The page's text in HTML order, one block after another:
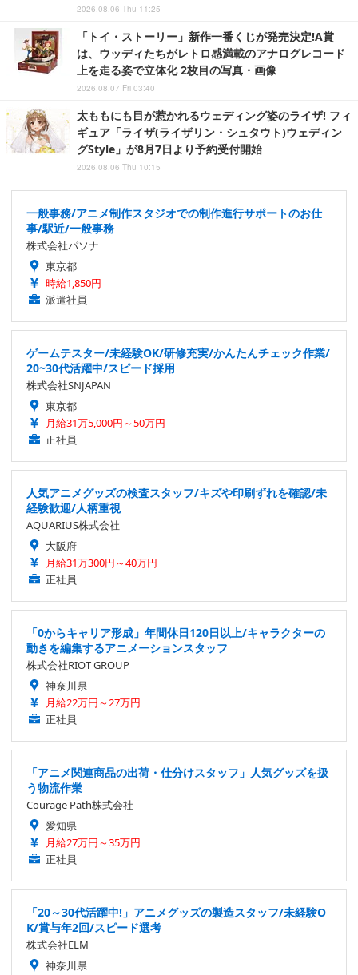
2026.08.06 Thu 11:25
「トイ・ストーリー」新作一番くじが発売決定!A賞
は、ウッディたちがレトロ感満載のアナログレコード
上を走る姿で立体化 2枚目の写真・画像
2026.08.07 Fri 03:40
太ももにも目が惹かれるウェディング姿のライザ! フィ
ギュア「ライザ(ライザリン・シュタウト)ウェディン
グStyle」が8月7日より予約受付開始
2026.08.06 Thu 10:15
一般事務/アニメ制作スタジオでの制作進行サポートのお仕
事/駅近/一般事務
株式会社パソナ
東京都
時給1,850円
派遣社員
ゲームテスター/未経験OK/研修充実/かんたんチェック作業/
20~30代活躍中/スピード採用
株式会社SNJAPAN
東京都
月給31万5,000円～50万円
正社員
人気アニメグッズの検査スタッフ/キズや印刷ずれを確認/未
経験歓迎/人柄重視
AQUARIUS株式会社
大阪府
月給31万300円～40万円
正社員
「0からキャリア形成」年間休日120日以上/キャラクターの
動きを編集するアニメーションスタッフ
株式会社RIOT GROUP
神奈川県
月給22万円～27万円
正社員
「アニメ関連商品の出荷・仕分けスタッフ」人気グッズを扱
う物流作業
Courage Path株式会社
愛知県
月給27万円～35万円
正社員
「20～30代活躍中!」アニメグッズの製造スタッフ/未経験O
K/賞与年2回/スピード選考
株式会社ELM
神奈川県